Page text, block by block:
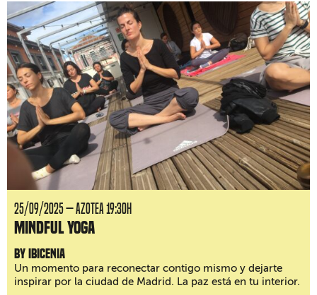
25/09/2025 — AZOTEA 19:30H
Mindful Yoga
by Ibicenia
Un momento para reconectar contigo mismo y dejarte
inspirar por la ciudad de Madrid. La paz está en tu interior.